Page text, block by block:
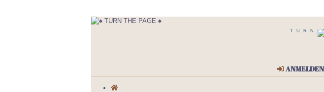
TURN
ANMELDEN